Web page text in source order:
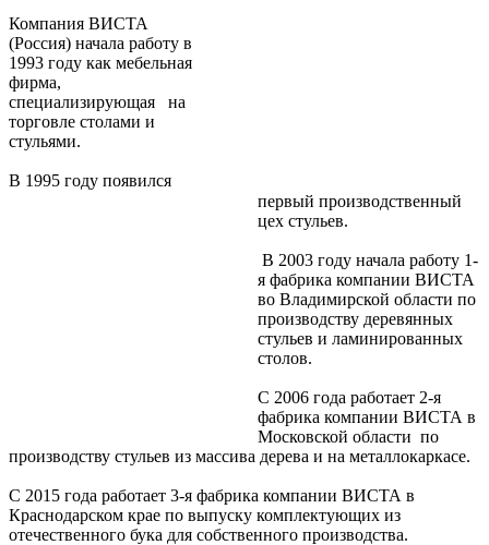
Компания ВИСТА
(Россия) начала работу в
1993 году как мебельная
фирма,
специализирующая на
торговле столами и
стульями.
В 1995 году появился
первый производственный
цех стульев.
В 2003 году начала работу 1-
я фабрика компании ВИСТА
во Владимирской области по
производству деревянных
стульев и ламинированных
столов.
С 2006 года работает 2-я
фабрика компании ВИСТА в
Московской области по
производству стульев из массива дерева и на металлокаркасе.
С 2015 года работает 3-я фабрика компании ВИСТА в
Краснодарском крае по выпуску комплектующих из
отечественного бука для собственного производства.